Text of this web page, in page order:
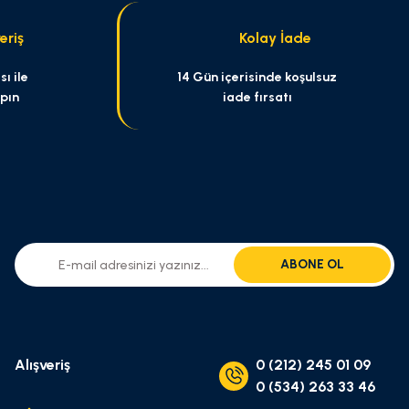
ile
Kolay İade
14 Gün içerisinde koşulsuz
iade fırsatı
ABONE OL
Alışveriş
0 (212) 245 01 09
0 (534) 263 33 46